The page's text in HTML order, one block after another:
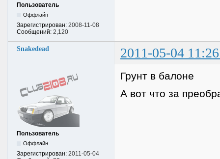
Пользователь
Оффлайн
Зарегистрирован: 2008-11-08
Сообщений: 2,120
Snakedead 2011-05-04
Пользователь
Оффлайн
Зарегистрирован: 2011-05-04
Грунт в балоне
А вот что за